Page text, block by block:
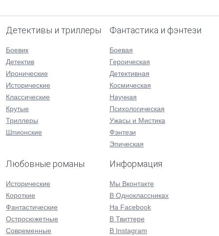
Детективы и триллеры
Боевик
Детектив
Иронические
Исторические
Классические
Крутые
Триллеры
Шпионские
Фантастика и фэнтези
Боевая
Героическая
Детективная
Космическая
Научная
Психологическая
Ужасы и Мистика
Фэнтези
Эпическая
Любовные романы
Исторические
Короткие
Фантастические
Остросюжетные
Современные
Информация
Мы Вконтакте
В Одноклассниках
На Facebook
В Твиттере
В Instagram